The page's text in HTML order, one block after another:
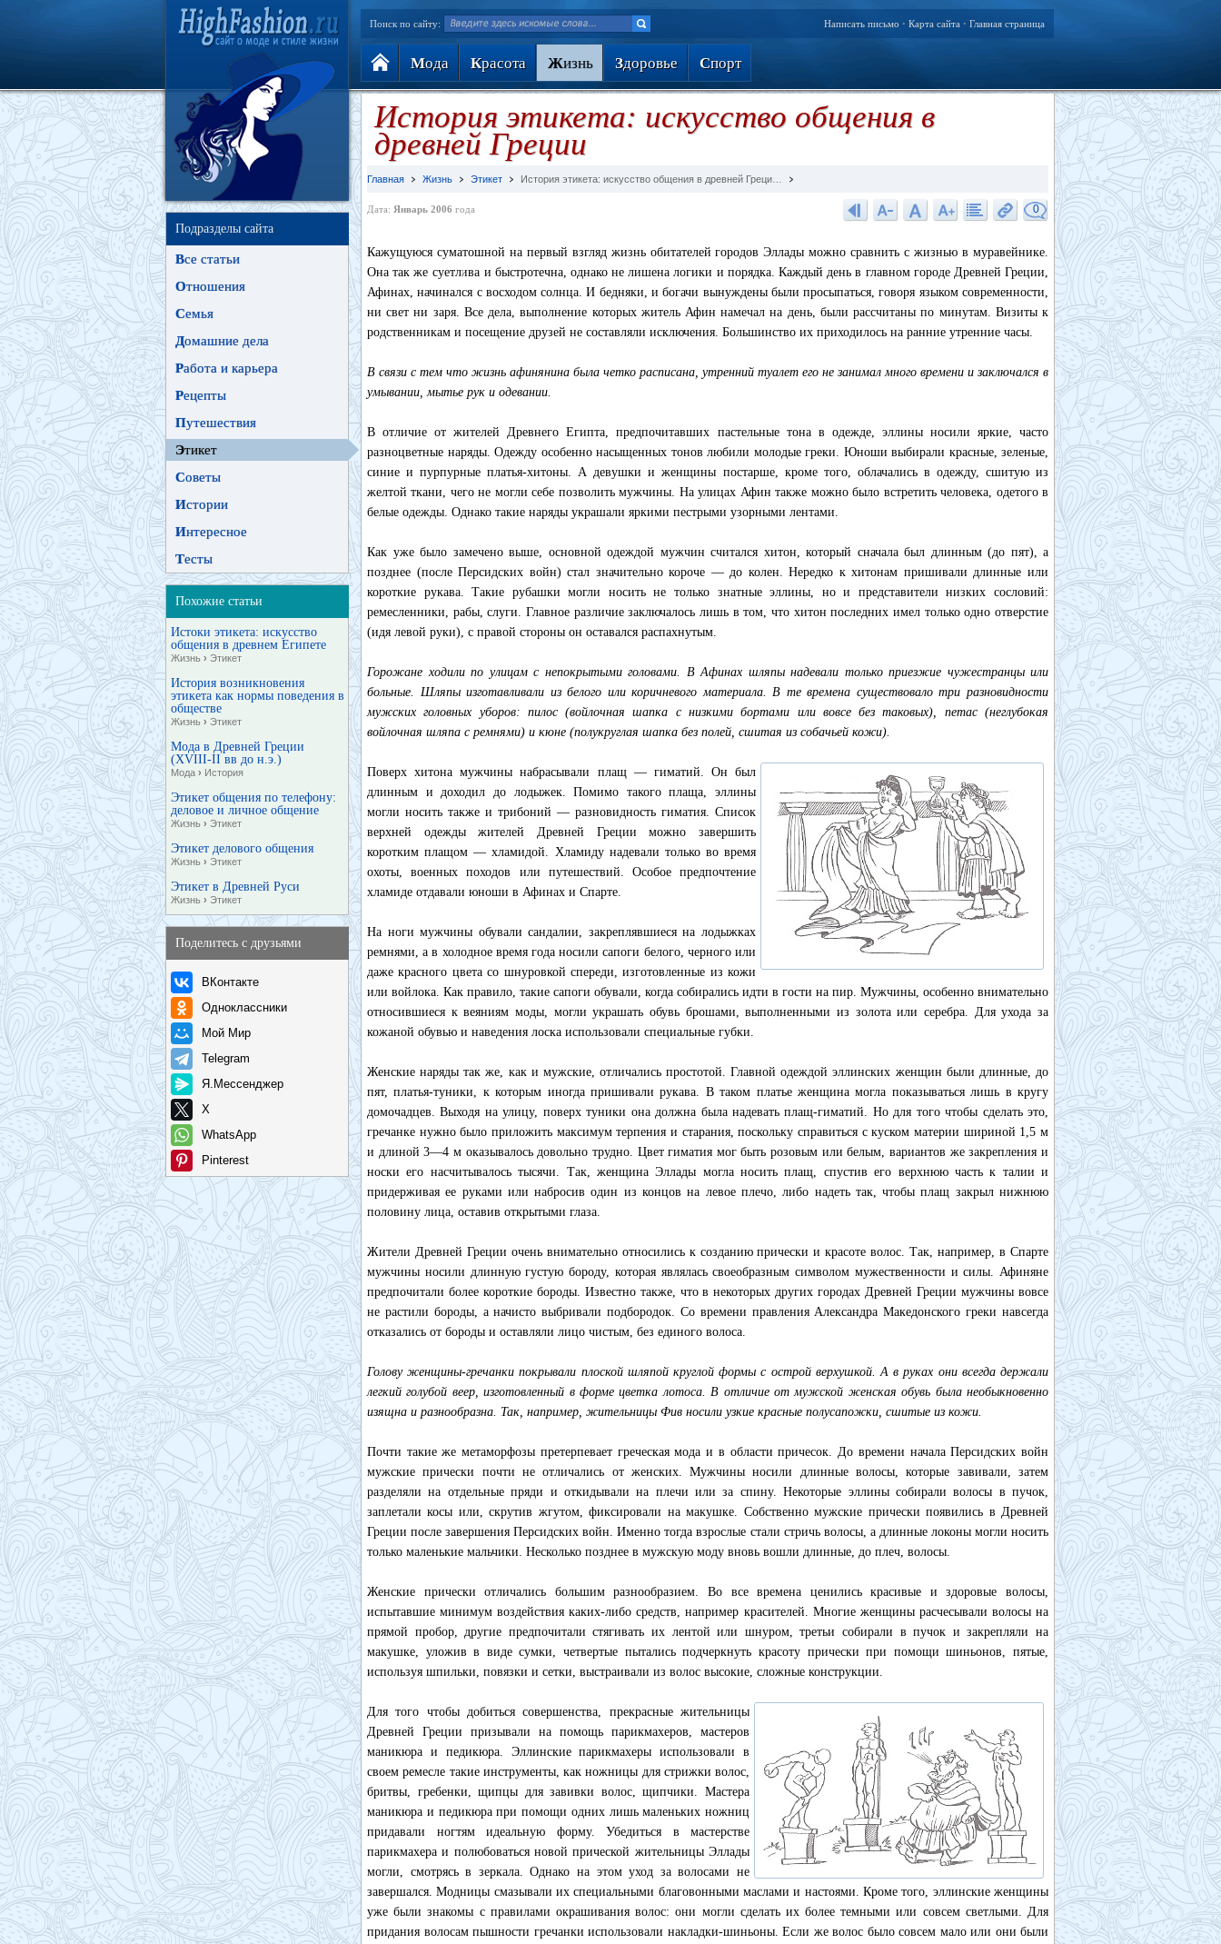
Поиск по сайту: Написать письмо • Карта сайта • Главная страница
Мода Красота Жизнь Здоровье Спорт
Подразделы сайта
Все статьи
Отношения
Семья
Домашние дела
Работа и карьера
Рецепты
Путешествия
Этикет
Советы
Истории
Интересное
Тесты
Похожие статьи
Истоки этикета: искусство
общения в древнем Египете
Жизнь › Этикет
История возникновения
этикета как нормы поведения в
обществе
Жизнь › Этикет
Мода в Древней Греции
(XVIII-II вв до н.э.)
Мода › История
Этикет общения по телефону:
деловое и личное общение
Жизнь › Этикет
Этикет делового общения
Жизнь › Этикет
Этикет в Древней Руси
Жизнь › Этикет
Поделитесь с друзьями
ВКонтакте
Одноклассники
Мой Мир
Telegram
Я.Мессенджер
X
WhatsApp
Pinterest
История этикета: искусство общения в
древней Греции
Главная Жизнь Этикет История этикета: искусство общения в древней Греци…
Дата: Январь 2006 года 0
Кажущуюся суматошной на первый взгляд жизнь обитателей городов Эллады можно сравнить с жизнью в муравейнике.
Она так же суетлива и быстротечна, однако не лишена логики и порядка. Каждый день в главном городе Древней Греции,
Афинах, начинался с восходом солнца. И бедняки, и богачи вынуждены были просыпаться, говоря языком современности,
ни свет ни заря. Все дела, выполнение которых житель Афин намечал на день, были рассчитаны по минутам. Визиты к
родственникам и посещение друзей не составляли исключения. Большинство их приходилось на ранние утренние часы.
В связи с тем что жизнь афинянина была четко расписана, утренний туалет его не занимал много времени и заключался в
умывании, мытье рук и одевании.
В отличие от жителей Древнего Египта, предпочитавших пастельные тона в одежде, эллины носили яркие, часто
разноцветные наряды. Одежду особенно насыщенных тонов любили молодые греки. Юноши выбирали красные, зеленые,
синие и пурпурные платья-хитоны. А девушки и женщины постарше, кроме того, облачались в одежду, сшитую из
желтой ткани, чего не могли себе позволить мужчины. На улицах Афин также можно было встретить человека, одетого в
белые одежды. Однако такие наряды украшали яркими пестрыми узорными лентами.
Как уже было замечено выше, основной одеждой мужчин считался хитон, который сначала был длинным (до пят), а
позднее (после Персидских войн) стал значительно короче — до колен. Нередко к хитонам пришивали длинные или
короткие рукава. Такие рубашки могли носить не только знатные эллины, но и представители низких сословий:
ремесленники, рабы, слуги. Главное различие заключалось лишь в том, что хитон последних имел только одно отверстие
(идя левой руки), с правой стороны он оставался распахнутым.
Горожане ходили по улицам с непокрытыми головами. В Афинах шляпы надевали только приезжие чужестранцы или
больные. Шляпы изготавливали из белого или коричневого материала. В те времена существовало три разновидности
мужских головных уборов: пилос (войлочная шапка с низкими бортами или вовсе без таковых), петас (неглубокая
войлочная шляпа с ремнями) и кюне (полукруглая шапка без полей, сшитая из собачьей кожи).
Поверх хитона мужчины набрасывали плащ — гиматий. Он был
длинным и доходил до лодыжек. Помимо такого плаща, эллины
могли носить также и трибоний — разновидность гиматия. Список
верхней одежды жителей Древней Греции можно завершить
коротким плащом — хламидой. Хламиду надевали только во время
охоты, военных походов или путешествий. Особое предпочтение
хламиде отдавали юноши в Афинах и Спарте.
На ноги мужчины обували сандалии, закреплявшиеся на лодыжках
ремнями, а в холодное время года носили сапоги белого, черного или
даже красного цвета со шнуровкой спереди, изготовленные из кожи
или войлока. Как правило, такие сапоги обували, когда собирались идти в гости на пир. Мужчины, особенно внимательно
относившиеся к веяниям моды, могли украшать обувь брошами, выполненными из золота или серебра. Для ухода за
кожаной обувью и наведения лоска использовали специальные губки.
Женские наряды так же, как и мужские, отличались простотой. Главной одеждой эллинских женщин были длинные, до
пят, платья-туники, к которым иногда пришивали рукава. В таком платье женщина могла показываться лишь в кругу
домочадцев. Выходя на улицу, поверх туники она должна была надевать плащ-гиматий. Но для того чтобы сделать это,
гречанке нужно было приложить максимум терпения и старания, поскольку справиться с куском материи шириной 1,5 м
и длиной 3—4 м оказывалось довольно трудно. Цвет гиматия мог быть розовым или белым, вариантов же закрепления и
носки его насчитывалось тысячи. Так, женщина Эллады могла носить плащ, спустив его верхнюю часть к талии и
придерживая ее руками или набросив один из концов на левое плечо, либо надеть так, чтобы плащ закрыл нижнюю
половину лица, оставив открытыми глаза.
Жители Древней Греции очень внимательно относились к созданию прически и красоте волос. Так, например, в Спарте
мужчины носили длинную густую бороду, которая являлась своеобразным символом мужественности и силы. Афиняне
предпочитали более короткие бороды. Известно также, что в некоторых других городах Древней Греции мужчины вовсе
не растили бороды, а начисто выбривали подбородок. Со времени правления Александра Македонского греки навсегда
отказались от бороды и оставляли лицо чистым, без единого волоса.
Голову женщины-гречанки покрывали плоской шляпой круглой формы с острой верхушкой. А в руках они всегда держали
легкий голубой веер, изготовленный в форме цветка лотоса. В отличие от мужской женская обувь была необыкновенно
изящна и разнообразна. Так, например, жительницы Фив носили узкие красные полусапожки, сшитые из кожи.
Почти такие же метаморфозы претерпевает греческая мода и в области причесок. До времени начала Персидских войн
мужские прически почти не отличались от женских. Мужчины носили длинные волосы, которые завивали, затем
разделяли на отдельные пряди и откидывали на плечи или за спину. Некоторые эллины собирали волосы в пучок,
заплетали косы или, скрутив жгутом, фиксировали на макушке. Собственно мужские прически появились в Древней
Греции после завершения Персидских войн. Именно тогда взрослые стали стричь волосы, а длинные локоны могли носить
только маленькие мальчики. Несколько позднее в мужскую моду вновь вошли длинные, до плеч, волосы.
Женские прически отличались большим разнообразием. Во все времена ценились красивые и здоровые волосы,
испытавшие минимум воздействия каких-либо средств, например красителей. Многие женщины расчесывали волосы на
прямой пробор, другие предпочитали стягивать их лентой или шнуром, третьи собирали в пучок и закрепляли на
макушке, уложив в виде сумки, четвертые пытались подчеркнуть красоту прически при помощи шиньонов, пятые,
используя шпильки, повязки и сетки, выстраивали из волос высокие, сложные конструкции.
Для того чтобы добиться совершенства, прекрасные жительницы
Древней Греции призывали на помощь парикмахеров, мастеров
маникюра и педикюра. Эллинские парикмахеры использовали в
своем ремесле такие инструменты, как ножницы для стрижки волос,
бритвы, гребенки, щипцы для завивки волос, щипчики. Мастера
маникюра и педикюра при помощи одних лишь маленьких ножниц
придавали ногтям идеальную форму. Убедиться в мастерстве
парикмахера и полюбоваться новой прической жительницы Эллады
могли, смотрясь в зеркала. Однако на этом уход за волосами не
завершался. Модницы смазывали их специальными благовонными маслами и настоями. Кроме того, эллинские женщины
уже были знакомы с правилами окрашивания волос: они могли сделать их более темными или совсем светлыми. Для
придания волосам пышности гречанки использовали накладки-шиньоны. Если же волос было совсем мало или они были